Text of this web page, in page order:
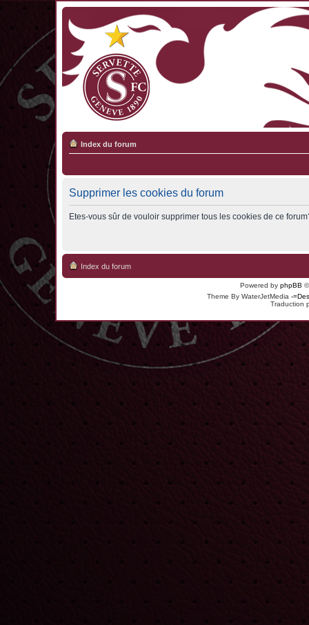
Index du forum
Supprimer les cookies du forum
Etes-vous sûr de vouloir supprimer tous les cookies de ce
Index du forum
Powered by phpBB
Theme By WaterJetMedia -
Traduction